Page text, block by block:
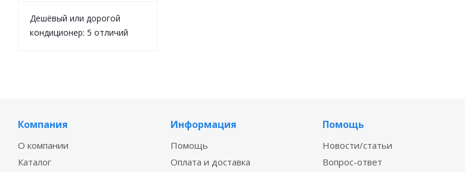
Дешёвый или дорогой
кондиционер: 5 отличий
Компания
О компании
Каталог
Информация
Помощь
Оплата и доставка
Помощь
Новости/статьи
Вопрос-ответ